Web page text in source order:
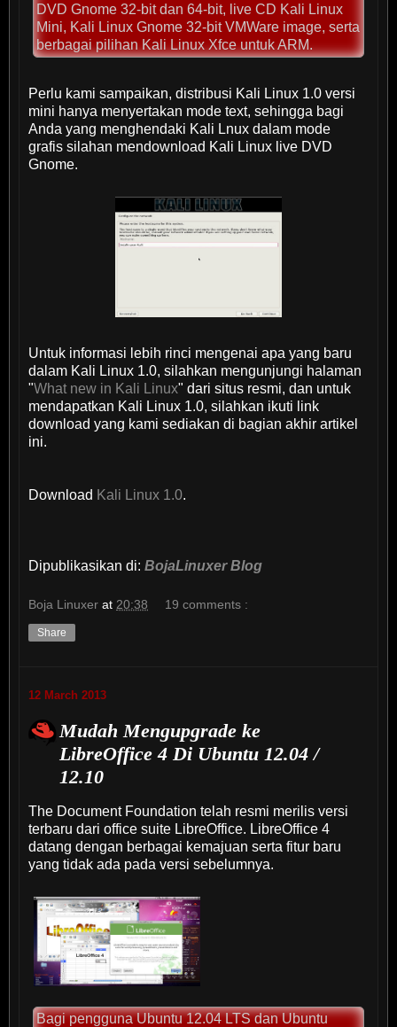
DVD Gnome 32-bit dan 64-bit, live CD Kali Linux
Mini, Kali Linux Gnome 32-bit VMWare image, serta
berbagai pilihan Kali Linux Xfce untuk ARM.
Perlu kami sampaikan, distribusi Kali Linux 1.0 versi
mini hanya menyertakan mode text, sehingga bagi
Anda yang menghendaki Kali Lnux dalam mode
grafis silahan mendownload Kali Linux live DVD
Gnome.
Untuk informasi lebih rinci mengenai apa yang baru
dalam Kali Linux 1.0, silahkan mengunjungi halaman
"What new in Kali Linux" dari situs resmi, dan untuk
mendapatkan Kali Linux 1.0, silahkan ikuti link
download yang kami sediakan di bagian akhir artikel
ini.
Download Kali Linux 1.0.
Dipublikasikan di:BojaLinuxer Blog
Boja Linuxer at 20:38 19 comments :
Share
12 March 2013
Mudah Mengupgrade ke
LibreOffice 4 Di Ubuntu 12.04 /
12.10
The Document Foundation telah resmi merilis versi
terbaru dari office suite LibreOffice. LibreOffice 4
datang dengan berbagai kemajuan serta fitur baru
yang tidak ada pada versi sebelumnya.
Bagi pengguna Ubuntu 12.04 LTS dan Ubuntu